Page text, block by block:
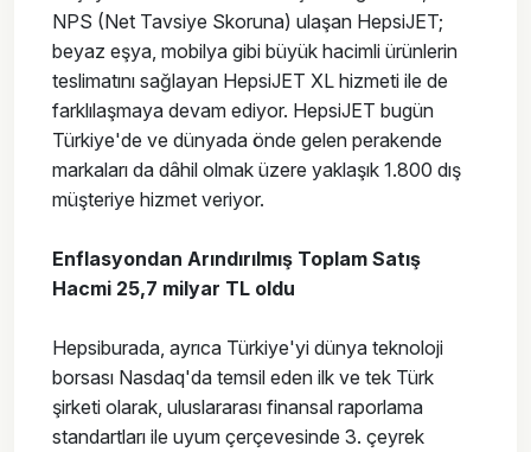
NPS (Net Tavsiye Skoruna) ulaşan HepsiJET;
beyaz eşya, mobilya gibi büyük hacimli ürünlerin
teslimatını sağlayan HepsiJET XL hizmeti ile de
farklılaşmaya devam ediyor. HepsiJET bugün
Türkiye'de ve dünyada önde gelen perakende
markaları da dâhil olmak üzere yaklaşık 1.800 dış
müşteriye hizmet veriyor.
Enflasyondan Arındırılmış Toplam Satış
Hacmi 25,7 milyar TL oldu
Hepsiburada, ayrıca Türkiye'yi dünya teknoloji
borsası Nasdaq'da temsil eden ilk ve tek Türk
şirketi olarak, uluslararası finansal raporlama
standartları ile uyum çerçevesinde 3. çeyrek